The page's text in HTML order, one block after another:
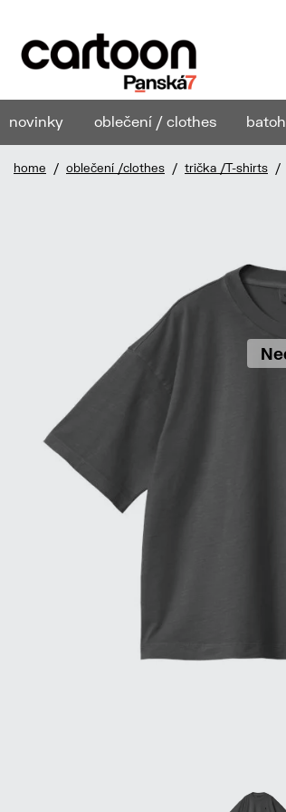
novinky oblečení / clothes
home / oblečení /clothes / trička /T-shirts /